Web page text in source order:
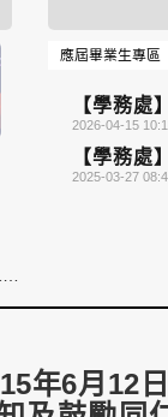
應屆畢業生專區
【學務處
嚀
2026-04-15
【學務處
嚀
2025-03-27
年6月12